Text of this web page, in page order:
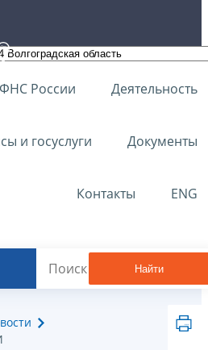
России Деятельность
и госуслуги Документы
Контакты ENG
Найти